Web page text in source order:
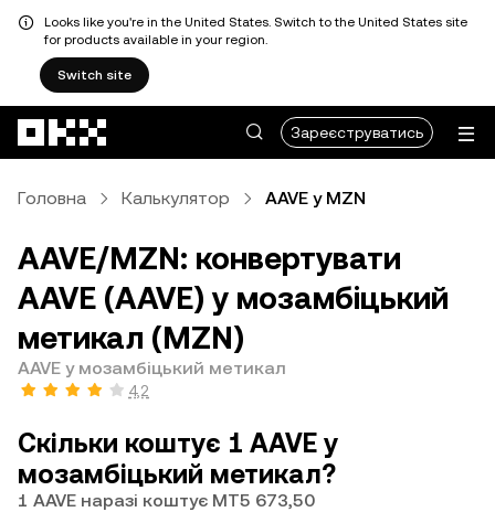
Looks like you're in the United States. Switch to the United States site
for products available in your region.
Switch site
Зареєструватись
Головна Калькулятор AAVE у MZN
AAVE/MZN: конвертувати
AAVE (AAVE) у мозамбіцький
метикал (MZN)
AAVE у мозамбіцький метикал
4,2
Скільки коштує 1 AAVE у
мозамбіцький метикал?
1 AAVE наразі коштує MT5 673,50